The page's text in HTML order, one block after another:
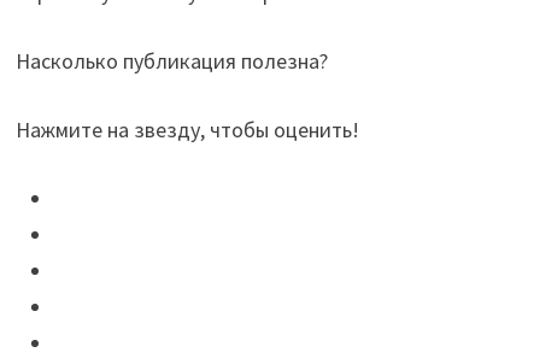
Насколько публикация полезна?
Нажмите на звезду, чтобы оценить!